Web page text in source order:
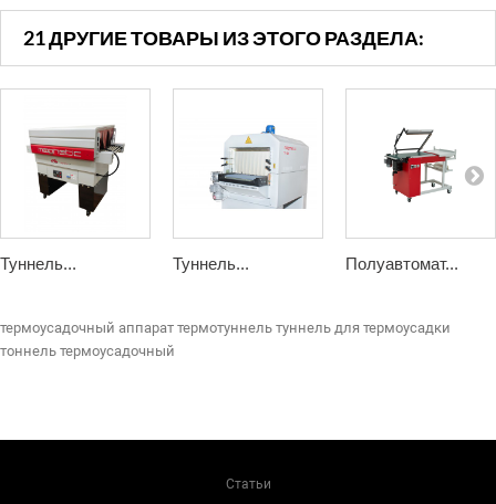
21 ДРУГИЕ ТОВАРЫ ИЗ ЭТОГО РАЗДЕЛА:
Туннель... Туннель... Полуавтомат...
термоусадочный аппарат термотуннель туннель для термоусадки
тоннель термоусадочный
Статьи